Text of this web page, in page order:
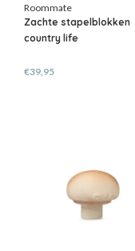
Roommate
Zachte stapelblokken
country life
€39,95